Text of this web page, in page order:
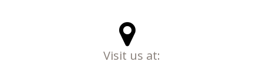
Visit us at: